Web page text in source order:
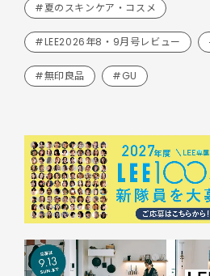
#夏のスキンケア・コスメ
#LEE2026年8・9月号レビュー
#無印良品 #GU